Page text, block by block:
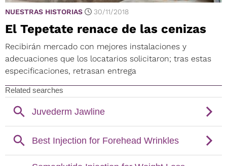
NUESTRAS HISTORIAS 30/11/2018
El Tepetate renace de las cenizas
Recibirán mercado con mejores instalaciones y
adecuaciones que los locatarios solicitaron; tras estas
especificaciones, retrasan entrega